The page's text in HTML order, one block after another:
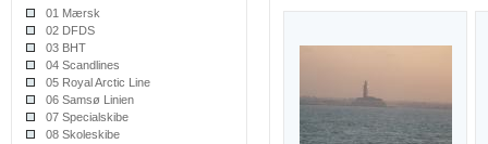
01 Mærsk
02 DFDS
03 BHT
04 Scandlines
05 Royal Arctic Line
06 Samsø Linien
07 Specialskibe
08 Skoleskibe